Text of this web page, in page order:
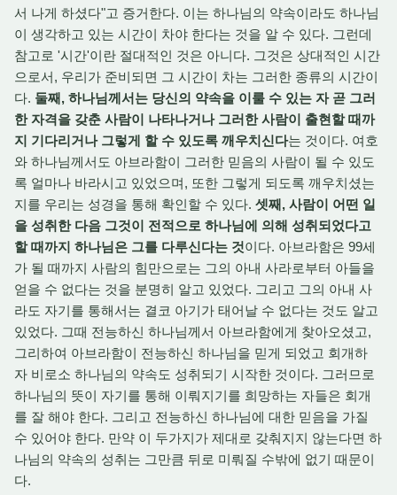
서 나게 하셨다"고 증거한다. 이는 하나님의 약속이라도 하나님
이 생각하고 있는 시간이 차야 한다는 것을 알 수 있다. 그런데
참고로 '시간'이란 절대적인 것은 아니다. 그것은 상대적인 시간
으로서, 우리가 준비되면 그 시간이 차는 그러한 종류의 시간이
다. 둘째, 하나님께서는 당신의 약속을 이룰 수 있는 자 곧 그러
한 자격을 갖춘 사람이 나타나거나 그러한 사람이 출현할 때까
지 기다리거나 그렇게 할 수 있도록 깨우치신다는 것이다. 여호
와 하나님께서도 아브라함이 그러한 믿음의 사람이 될 수 있도
록 얼마나 바라시고 있었으며, 또한 그렇게 되도록 깨우치셨는
지를 우리는 성경을 통해 확인할 수 있다. 셋째, 사람이 어떤 일
을 성취한 다음 그것이 전적으로 하나님에 의해 성취되었다고
할 때까지 하나님은 그를 다루신다는 것이다. 아브라함은 99세
가 될 때까지 사람의 힘만으로는 그의 아내 사라로부터 아들을
얻을 수 없다는 것을 분명히 알고 있었다. 그리고 그의 아내 사
라도 자기를 통해서는 결코 아기가 태어날 수 없다는 것도 알고
있었다. 그때 전능하신 하나님께서 아브라함에게 찾아오셨고,
그리하여 아브라함이 전능하신 하나님을 믿게 되었고 회개하
자 비로소 하나님의 약속도 성취되기 시작한 것이다. 그러므로
하나님의 뜻이 자기를 통해 이뤄지기를 희망하는 자들은 회개
를 잘 해야 한다. 그리고 전능하신 하나님에 대한 믿음을 가질
수 있어야 한다. 만약 이 두가지가 제대로 갖춰지지 않는다면 하
나님의 약속의 성취는 그만큼 뒤로 미뤄질 수밖에 없기 때문이
다.